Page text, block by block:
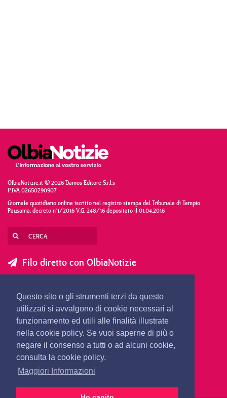
Questo sito o gli strumenti terzi da questo
utilizzati si avvalgono di cookie necessari al
funzionamento ed utili alle finalità illustrate
nella cookie policy. Se vuoi saperne di più o
negare il consenso a tutti o ad alcuni cookie,
consulta la cookie policy.
Maggiori Informazioni
OlbiaNotizie.it © 2026 Damos Editore S.r.l.s
P.IVA 02650290907
Giornale quotidiano online iscritto nel registro stampa del Tribunale di Tempio
Pausania, decreto n°1/2016 V.G. 248/16 depositato il 01.04.2016
Filo diretto con OlbiaNotizie
SEGNALA UNA NOTIZIA
SEGNALA UN EVENTO
redazione@olbianotizie.it